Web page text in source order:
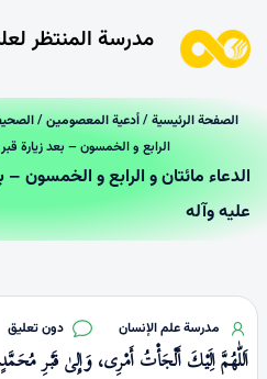
مدرسة المنتظر
الصفحة الرئیسیة/أدعية المعصومين/
الرابع و الخمسون – بعد زيارة
الدعاء مائتان و الرابع و الخمسون –
عليه وآله
مدرسة علم الإنسان دون تعليق
اَللّٰهُمَّ اِلَیْكَ أَلْجَأْتُ أَمْرِی، وَإِلیٰ قَبْـرِ